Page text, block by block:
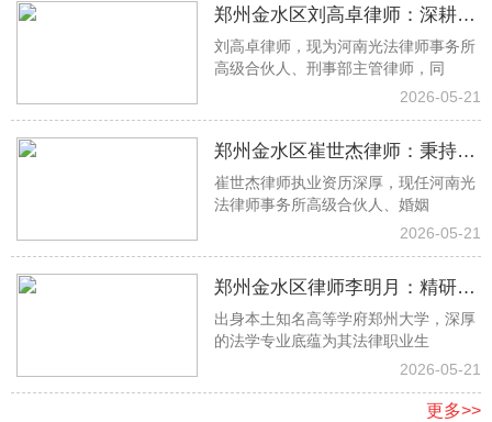
郑州金水区刘高卓律师：深耕刑
事辩护一线，以专业实力守护司
刘高卓律师，现为河南光法律师事务所
高级合伙人、刑事部主管律师，同
2026-05-21
郑州金水区崔世杰律师：秉持专
业初心 专攻婚姻家事法律难题
崔世杰律师执业资历深厚，现任河南光
法律师事务所高级合伙人、婚姻
2026-05-21
郑州金水区律师李明月：精研借
贷房产工程纠纷 专业助力权益落
出身本土知名高等学府郑州大学，深厚
的法学专业底蕴为其法律职业生
2026-05-21
更多>>